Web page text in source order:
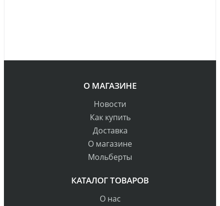
О МАГАЗИНЕ
Новости
Как купить
Доставка
О магазине
Мольберты
КАТАЛОГ ТОВАРОВ
О нас